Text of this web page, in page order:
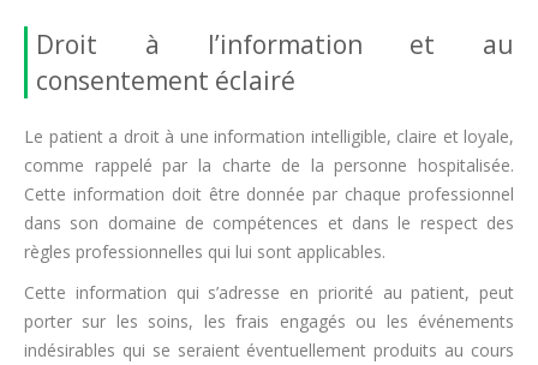
Droit à l’information et au
consentement éclairé
Le patient a droit à une information intelligible, claire et loyale,
comme rappelé par la charte de la personne hospitalisée.
Cette information doit être donnée par chaque professionnel
dans son domaine de compétences et dans le respect des
règles professionnelles qui lui sont applicables.
Cette information qui s’adresse en priorité au patient, peut
porter sur les soins, les frais engagés ou les événements
indésirables qui se seraient éventuellement produits au cours